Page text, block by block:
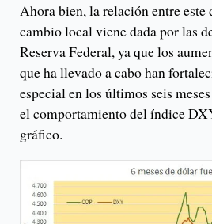
Ahora bien, la relación entre este
cambio local viene dada por las
Reserva Federal, ya que los
que ha llevado a cabo han
especial en los últimos seis
el comportamiento del índice
gráfico.